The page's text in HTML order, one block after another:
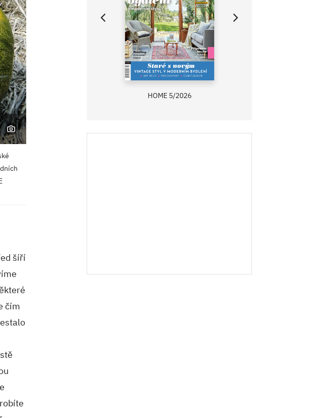
šíří
čím
HOME 5/2026
2/2026